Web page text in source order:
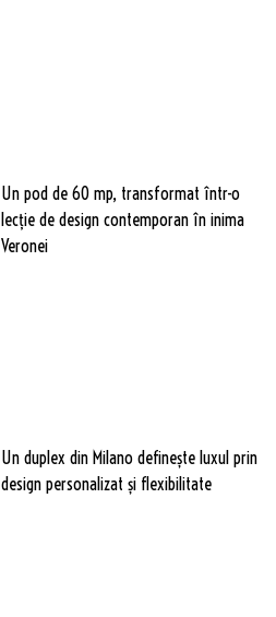
Un pod de 60 mp, transformat într-o
lecție de design contemporan în inima
Veronei
Un duplex din Milano definește luxul prin
design personalizat și flexibilitate